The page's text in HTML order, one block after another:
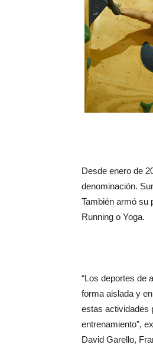
Desde enero de
denominación.
También armó su
Running o Yoga.
“Los deportes de
forma aislada y
estas actividades
entrenamiento”,
David Garello,